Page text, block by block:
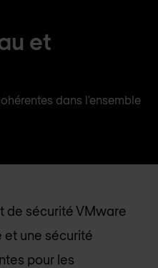
et
dans l'ensemble
de sécurité VMware
et une sécurité
pour les